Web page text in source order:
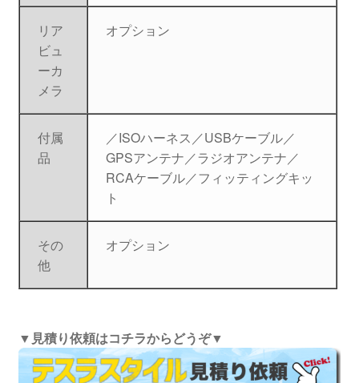
リア
ビュ
ーカ
メラ
オプション
付属
品
／ISOハーネス／USBケーブル／
GPSアンテナ／ラジオアンテナ／
RCAケーブル／フィッティングキッ
ト
その
他
オプション
▼見積り依頼はコチラからどうぞ▼